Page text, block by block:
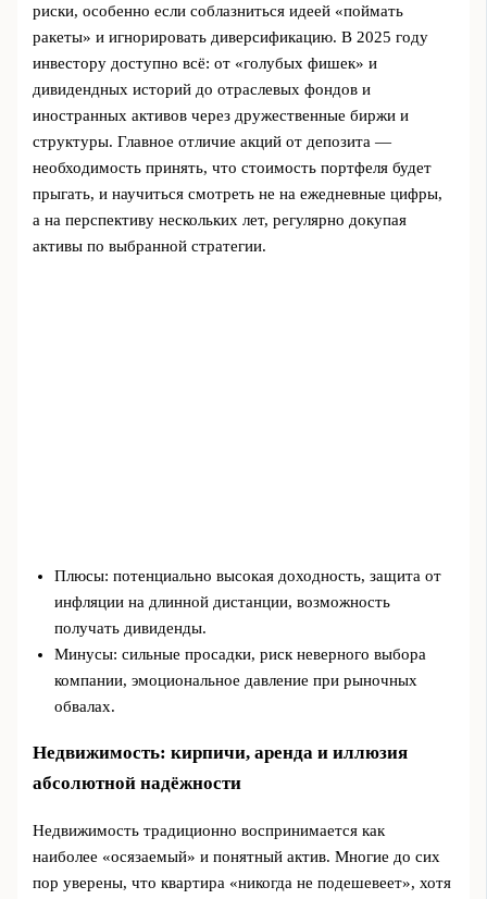
риски, особенно если соблазниться идеей «поймать
ракеты» и игнорировать диверсификацию. В 2025 году
инвестору доступно всё: от «голубых фишек» и
дивидендных историй до отраслевых фондов и
иностранных активов через дружественные биржи и
структуры. Главное отличие акций от депозита —
необходимость принять, что стоимость портфеля будет
прыгать, и научиться смотреть не на ежедневные цифры,
а на перспективу нескольких лет, регулярно докупая
активы по выбранной стратегии.
Плюсы: потенциально высокая доходность, защита от
инфляции на длинной дистанции, возможность
получать дивиденды.
Минусы: сильные просадки, риск неверного выбора
компании, эмоциональное давление при рыночных
обвалах.
Недвижимость: кирпичи, аренда и иллюзия
абсолютной надёжности
Недвижимость традиционно воспринимается как
наиболее «осязаемый» и понятный актив. Многие до сих
пор уверены, что квартира «никогда не подешевеет», хотя